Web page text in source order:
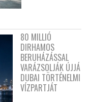
80 MILLIÓ
DIRHAMOS
BERUHÁZÁSSAL
VARÁZSOLJÁK ÚJJÁ
DUBAI TÖRTÉNELMI
VÍZPARTJÁT